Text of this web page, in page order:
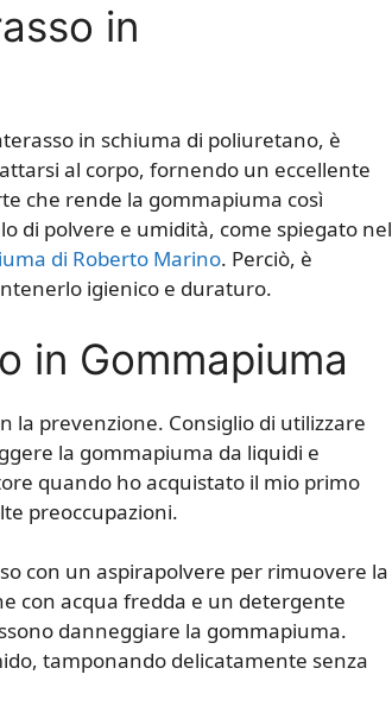
in
in schiuma di poliuretano, è
al corpo, fornendo un eccellente
che rende la gommapiuma così
di polvere e umidità, come spiegato nel
di Roberto Marino. Perciò, è
igienico e duraturo.
in Gommapiuma
la prevenzione. Consiglio di utilizzare
la gommapiuma da liquidi e
quando ho acquistato il mio primo
preoccupazioni.
con un aspirapolvere per rimuovere la
con acqua fredda e un detergente
danneggiare la gommapiuma.
tamponando delicatamente senza